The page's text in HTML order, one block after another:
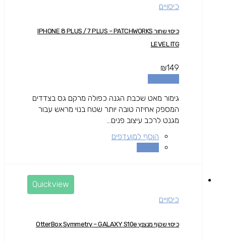
כיסויים
כיסוי שחור IPHONE 8 PLUS / 7 PLUS – PATCHWORKS
LEVEL ITG
₪149
גימור מאט שכבת הגנה כפולה מרקם גס בצדדים
המספק אחיזה טובה יותר שטח בנוי מראש עבור
מגנט לרכב עיצוב פנים...
הוסף למועדפים
Quickview
כיסויים
כיסוי שקוף מנצנץ OtterBox Symmetry – GALAXY S10e